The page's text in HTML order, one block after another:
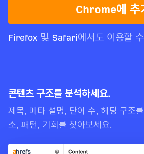
Chrome에 추
Firefox 및 Safari에서도 이용할
콘텐츠 구조를 분석하세요.
제목, 메타 설명, 단어 수, 헤딩 구조
소, 패턴, 기회를 찾아보세요.